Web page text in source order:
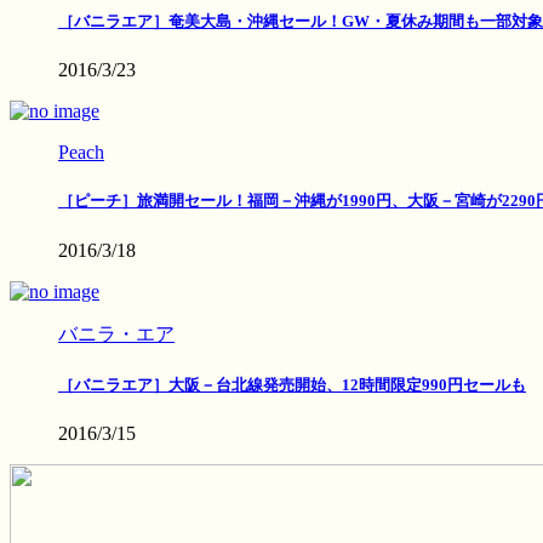
［バニラエア］奄美大島・沖縄セール！GW・夏休み期間も一部対象
2016/3/23
Peach
［ピーチ］旅満開セール！福岡－沖縄が1990円、大阪－宮崎が2290
2016/3/18
バニラ・エア
［バニラエア］大阪－台北線発売開始、12時間限定990円セールも
2016/3/15